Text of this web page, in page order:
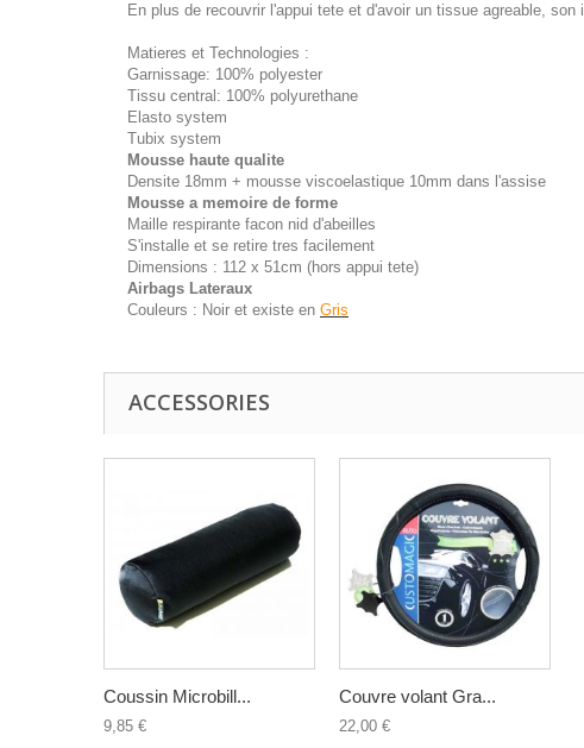
En plus de recouvrir l'appui tete et d'avoir un tissue agreable, son i
Matieres et Technologies :
Garnissage: 100% polyester
Tissu central: 100% polyurethane
Elasto system
Tubix system
Mousse haute qualite
Densite 18mm + mousse viscoelastique 10mm dans l'assise
Mousse a memoire de forme
Maille respirante facon nid d'abeilles
S'installe et se retire tres facilement
Dimensions : 112 x 51cm (hors appui tete)
Airbags Lateraux
Couleurs : Noir et existe en Gris
ACCESSORIES
Coussin Microbill...
9,85 €
Couvre volant Gra...
22,00 €